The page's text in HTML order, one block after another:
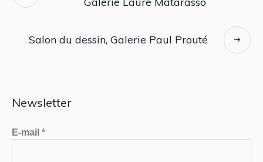
Salon du dessin, Galerie Paul Prouté
Newsletter
E-mail *